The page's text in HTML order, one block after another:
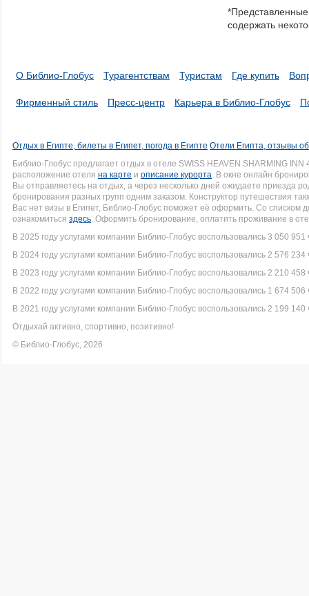
a
series.
содержать
О Библио-Глобус Турагентствам Туристам Где купить
Фирменный стиль Пресс-центр Карьера в Библио-Глобус
Отдых в Египте, билеты в Египет, погода в Египте Отели Египта, отзывы
Библио-Глобус предлагает отдых в отеле SWISS HEAVEN SHARMING
расположение отеля на карте и описание курорта. В окне онлайн
Вы отправляетесь на отдых, а через несколько дней ожидаете приезда
бронирования разных групп одним заказом. Конструктор путешествия
Вас нет визы в Египет, Библио-Глобус поможет её оформить. Со
ознакомиться здесь. Оформить бронирование, оплатить проживание в
В 2025 году услугами компании Библио-Глобус воспользовались 3 050 951
В 2024 году услугами компании Библио-Глобус воспользовались 2 576 234
В 2023 году услугами компании Библио-Глобус воспользовались 2 210 458
В 2022 году услугами компании Библио-Глобус воспользовались 1 674 506
В 2021 году услугами компании Библио-Глобус воспользовались 2 199 140
Отдыхай активно, спортивно, позитивно!
© Библио-Глобус, 2026